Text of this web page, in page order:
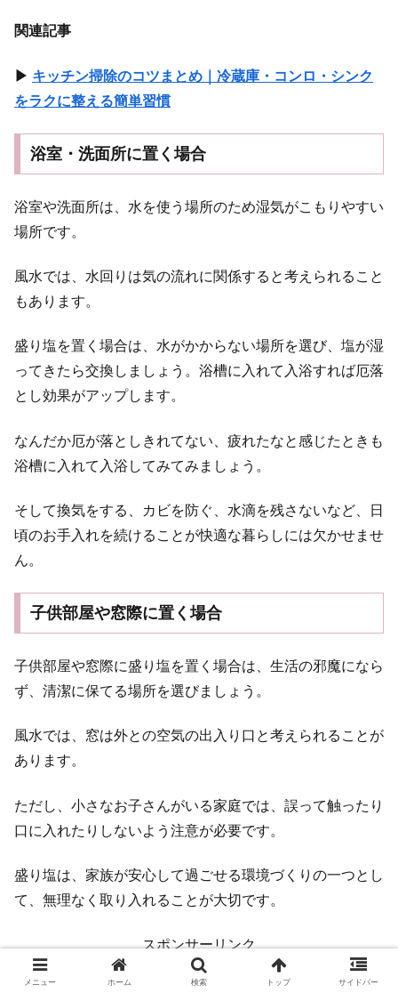
関連記事
▶ キッチン掃除のコツまとめ｜冷蔵庫・コンロ・シンク
をラクに整える簡単習慣
浴室・洗面所に置く場合
浴室や洗面所は、水を使う場所のため湿気がこもりやすい
場所です。
風水では、水回りは気の流れに関係すると考えられること
もあります。
盛り塩を置く場合は、水がかからない場所を選び、塩が湿
ってきたら交換しましょう。浴槽に入れて入浴すれば厄落
とし効果がアップします。
なんだか厄が落としきれてない、疲れたなと感じたときも
浴槽に入れて入浴してみてみましょう。
そして換気をする、カビを防ぐ、水滴を残さないなど、日
頃のお手入れを続けることが快適な暮らしには欠かせませ
ん。
子供部屋や窓際に置く場合
子供部屋や窓際に盛り塩を置く場合は、生活の邪魔になら
ず、清潔に保てる場所を選びましょう。
風水では、窓は外との空気の出入り口と考えられることが
あります。
ただし、小さなお子さんがいる家庭では、誤って触ったり
口に入れたりしないよう注意が必要です。
盛り塩は、家族が安心して過ごせる環境づくりの一つとし
て、無理なく取り入れることが大切です。
スポンサーリンク
メニュー ホーム 検索 トップ サイドバー